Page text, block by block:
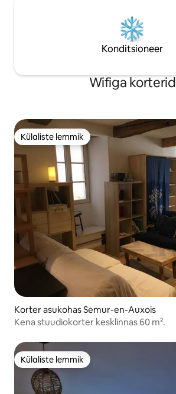
Konditsioneer
Wifiga korterid
Külaliste lemmik
Külaliste lemmik
Korter asukohas Semur-en-Auxois
Kena stuudiokorter kesklinnas 60 m².
Külaliste lemmik
Külaliste lemmik